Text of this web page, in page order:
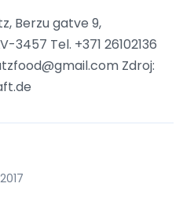
Berzu gatve 9,
3457 Tel. +371 26102136
Zdroj: